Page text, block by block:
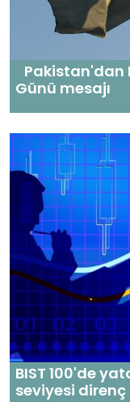
Pakistan'dan
Günü mesajı
BIST 100'de
seviyesi direnç